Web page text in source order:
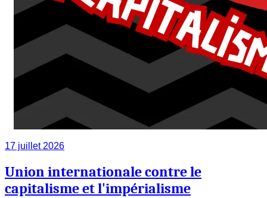
17 juillet 2026
Union internationale contre le
capitalisme et l'impérialisme